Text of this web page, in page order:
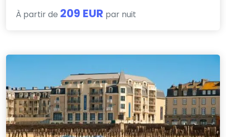
À partir de 209 EUR par nuit